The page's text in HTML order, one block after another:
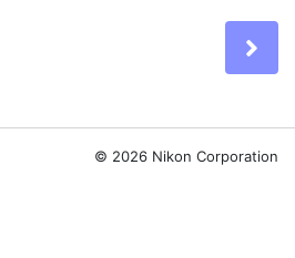
© 2026 Nikon Corporation